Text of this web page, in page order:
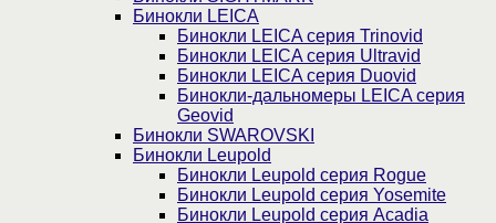
Бинокли LEICA
Бинокли LEICA серия Trinovid
Бинокли LEICA серия Ultravid
Бинокли LEICA серия Duovid
Бинокли-дальномеры LEICA серия
Geovid
Бинокли SWAROVSKI
Бинокли Leupold
Бинокли Leupold серия Rogue
Бинокли Leupold серия Yosemite
Бинокли Leupold серия Acadia